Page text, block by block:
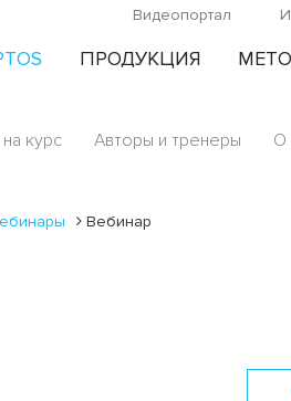
Видеопортал
ПРОДУКЦИЯ
курс Авторы и тренеры О
Вебинар